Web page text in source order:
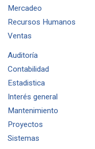
Mercadeo
Recursos Humanos
Ventas
Auditoría
Contabilidad
Estadistica
Interés general
Mantenimiento
Proyectos
Sistemas